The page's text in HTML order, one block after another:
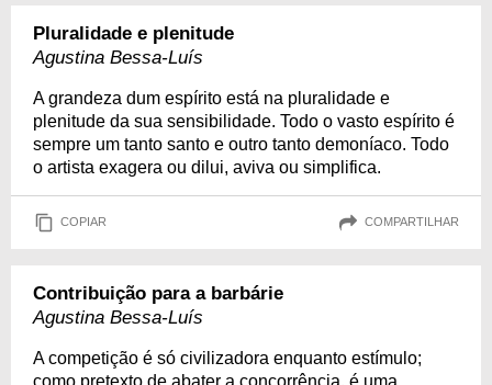
Pluralidade e plenitude
Agustina Bessa-Luís
A grandeza dum espírito está na pluralidade e
plenitude da sua sensibilidade. Todo o vasto espírito é
sempre um tanto santo e outro tanto demoníaco. Todo
o artista exagera ou dilui, aviva ou simplifica.
COPIAR COMPARTILHAR
Contribuição para a barbárie
Agustina Bessa-Luís
A competição é só civilizadora enquanto estímulo;
como pretexto de abater a concorrência, é uma